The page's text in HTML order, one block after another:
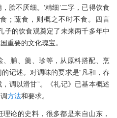
脍不厌细。‘精细’二字，已得饮食
；蔬食，则概之不时不食。四言
子的饮食观奠定了未来两千多年中
重要的文化瑰宝。
、脯、羹、珍等，从原料搭配、烹
记述。对调味的要求是“凡和，春
调以滑甘”。《礼记》已基本概述
方法和要求。
论的史料，很多都是来自山东，